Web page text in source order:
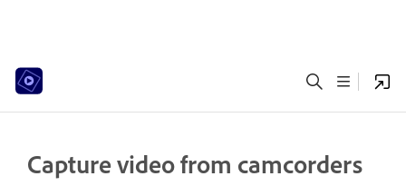
Capture video from camcorders